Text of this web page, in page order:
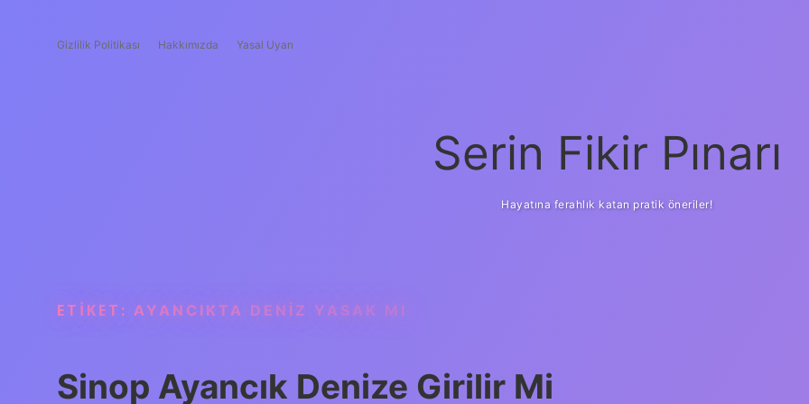
Gizlilik Politikası Hakkımızda Yasal Uyarı
Serin Fikir Pınarı
Hayatına ferahlık katan pratik öneriler!
ETIKET: AYANCIKTA DENIZ YASAK MI
Sinop Ayancık Denize Girilir Mi